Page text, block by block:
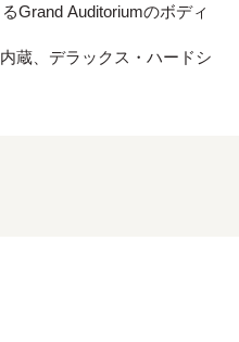
Grand Auditoriumのボディ
蔵、デラックス・ハードシ